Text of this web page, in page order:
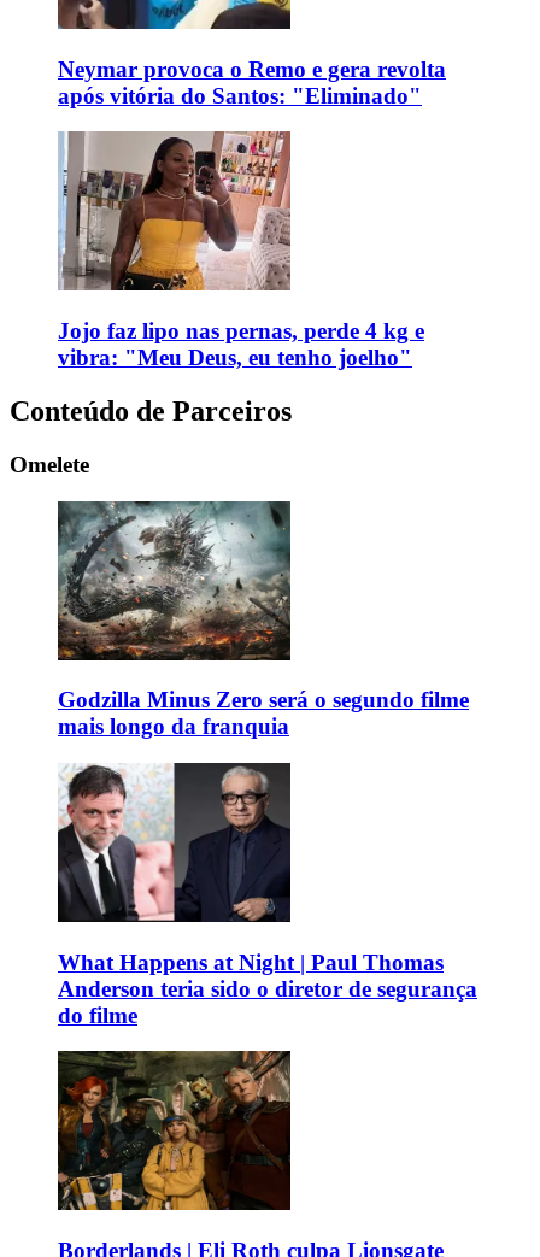
Neymar provoca o Remo e gera revolta
após vitória do Santos: "Eliminado"
Jojo faz lipo nas pernas, perde 4 kg e
vibra: "Meu Deus, eu tenho joelho"
Conteúdo de Parceiros
Omelete
Godzilla Minus Zero será o segundo filme
mais longo da franquia
What Happens at Night | Paul Thomas
Anderson teria sido o diretor de segurança
do filme
Borderlands | Eli Roth culpa Lionsgate